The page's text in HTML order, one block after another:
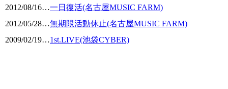
2012/08/16…一日復活(名古屋MUSIC FARM)
2012/05/28…無期限活動休止(名古屋MUSIC FARM)
2009/02/19…1st.LIVE(池袋CYBER)